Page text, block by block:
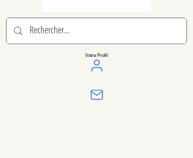
Votre Profil